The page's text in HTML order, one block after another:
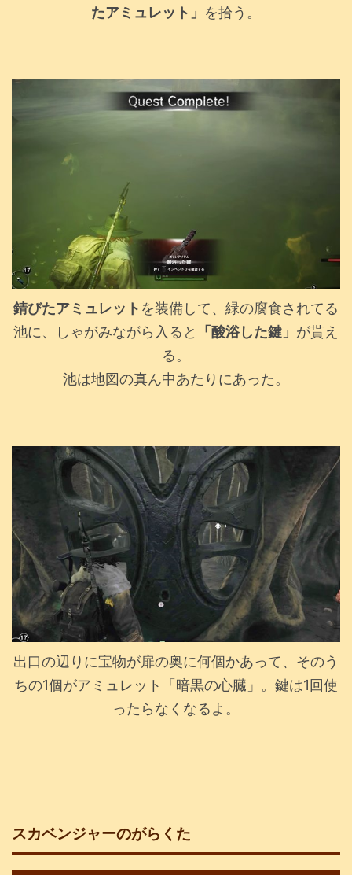
たアミュレット」 を拾う。
錆びたアミュレット を装備して、緑の腐食されてる
池に、しゃがみながら入ると
「酸浴した鍵」 が貰え
る。
池は地図の真ん中あたりにあった。
出口の辺りに宝物が扉の奥に何個かあって、そのう
ちの1個がアミュレット「暗黒の心臓」。鍵は1回使
ったらなくなるよ。
スカベンジャーのがらくた